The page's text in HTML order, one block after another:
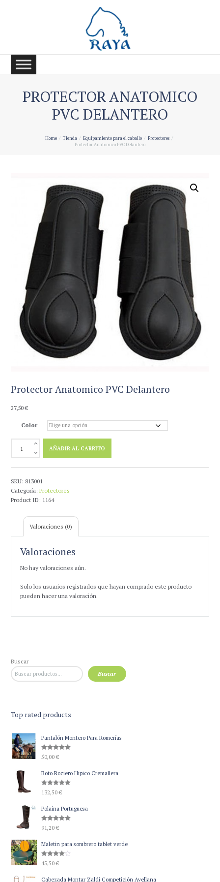
PROTECTOR ANATOMICO
PVC DELANTERO
Home Tienda Equipamiento para el caballo
Protectores
Protector Anatomico PVC Delantero
Protector Anatomico PVC Delantero
27,50€
Color
Protector
Anatomico
cantidad
AÑADIR AL CARRITO
SKU: 813001
Categoría:Protectores
Product ID: 1164
Valoraciones (0)
Valoraciones
No hay valoraciones aún.
Solo los usuarios registrados que hayan comprado este producto
pueden hacer una valoración.
Buscar
Buscar
Top rated products
Pantalón Montero Para Romerías
Valorado
con5.00
50,00€
Boto Rociero Hipico Cremallera
Valorado
con5.00
132,50€
Polaina Portuguesa
Valorado
con5.00
91,20€
Maletin para sombrero tablet verde
Valorado
con4.00
45,50€
Cabezada Montar Zaldi Competición Avellana